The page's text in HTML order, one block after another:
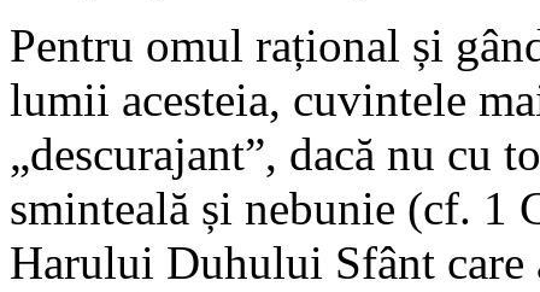
Pentru omul rațional și
lumii acesteia, cuvintele
„descurajant”, dacă nu cu
sminteală și nebunie (cf.
Harului Duhului Sfânt care